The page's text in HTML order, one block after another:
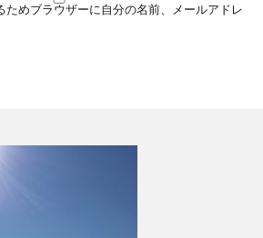
ためブラウザーに自分の名前、メールアドレ